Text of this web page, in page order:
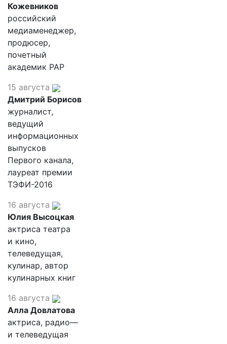
Кожевников
российский
медиаменеджер,
продюсер,
почетный
академик РАР
15 августа
Дмитрий Борисов
журналист,
ведущий
информационных
выпусков
Первого канала,
лауреат премии
ТЭФИ-2016
16 августа
Юлия Высоцкая
актриса театра
и кино,
телеведущая,
кулинар, автор
кулинарных книг
16 августа
Алла Довлатова
актриса, радио—
и телеведущая